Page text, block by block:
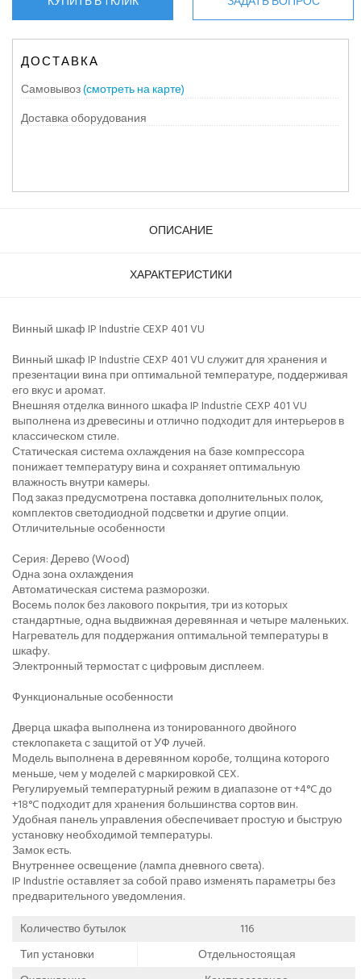
ДОСТАВКА
Самовывоз(смотреть на карте)
Доставка оборудования
ОПИСАНИЕ
ХАРАКТЕРИСТИКИ
Винный шкаф IP Industrie CEXP 401 VU
Винный шкаф IP Industrie CEXP 401 VU служит для хранения и
презентации вина при оптимальной температуре, поддерживая
его вкус и аромат.
Внешняя отделка винного шкафа IP Industrie CEXP 401 VU
выполнена из древесины и отлично подходит для интерьеров в
классическом стиле.
Статическая система охлаждения на базе компрессора
понижает температуру вина и сохраняет оптимальную
влажность внутри камеры.
Под заказ предусмотрена поставка дополнительных полок,
комплектов светодиодной подсветки и другие опции.
Отличительные особенности
Серия: Дерево (Wood)
Одна зона охлаждения
Автоматическая система разморозки.
Восемь полок без лакового покрытия, три из которых
стандартные, одна выдвижная деревянная и четыре маленьких.
Нагреватель для поддержания оптимальной температуры в
шкафу.
Электронный термостат с цифровым дисплеем.
Функциональные особенности
Дверца шкафа выполнена из тонированного двойного
стеклопакета с защитой от УФ лучей.
Модель выполнена в деревянном коробе, толщина которого
меньше, чем у моделей с маркировкой CEX.
Регулируемый температурный режим в диапазоне от +4°C до
+18°C подходит для хранения большинства сортов вин.
Удобная панель управления обеспечивает простую и быструю
установку необходимой температуры.
Замок есть.
Внутреннее освещение (лампа дневного света).
IP Industrie оставляет за собой право изменять параметры без
предварительного уведомления.
Количество бутылок
116
Тип установки
Отдельностоящая